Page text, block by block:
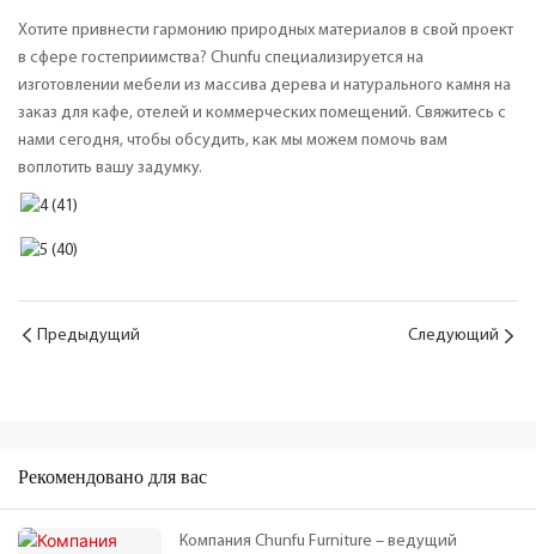
Хотите привнести гармонию природных материалов в свой проект
в сфере гостеприимства? Chunfu специализируется на
изготовлении мебели из массива дерева и натурального камня на
заказ для кафе, отелей и коммерческих помещений. Свяжитесь с
нами сегодня, чтобы обсудить, как мы можем помочь вам
воплотить вашу задумку.
Предыдущий Следующий
Рекомендовано для вас
Компания Chunfu Furniture – ведущий